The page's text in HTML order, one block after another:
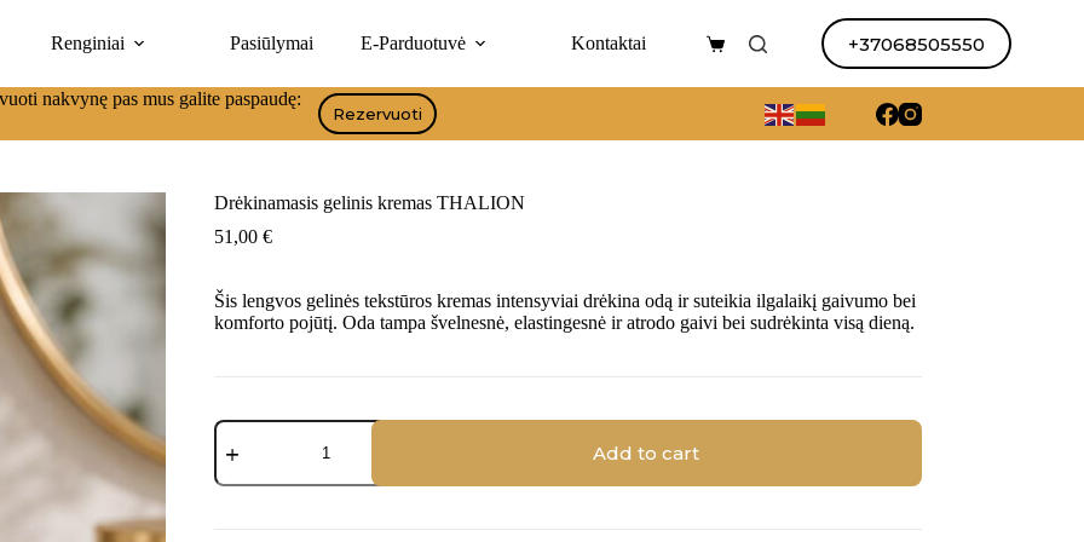
Renginiai Pasiūlymai E-Parduotuvė Kontaktai
Shopping
+37068505550
nakvynę pas mus galite paspaudę:
Rezervuoti
Drėkinamasis gelinis kremas THALION
Drėkinamasis gelinis kremas THALION
51,00 €
Šis lengvos gelinės tekstūros kremas intensyviai drėkina odą ir suteikia ilgalaikį gaivumo bei
komforto pojūtį. Oda tampa švelnesnė, elastingesnė ir atrodo gaivi bei sudrėkinta visą dieną.
Drėkinamasis
gelinis
THALION
Add to cart